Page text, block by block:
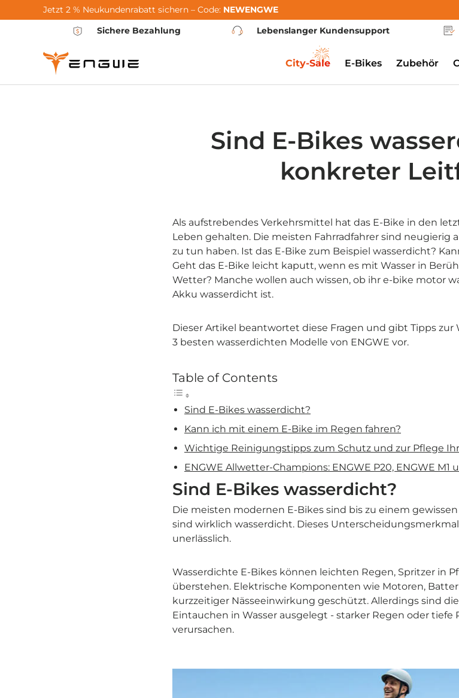
Saltar al contenido
Jetzt 2 % Neukundenrabatt sichern – Code: NEWENGWE
Sichere Bezahlung
Lebenslanger Kundensupport
City-Sale E-Bikes Zubehör
Sind E-Bikes
konkreter
Als aufstrebendes Verkehrsmittel hat das E-Bike in den
Leben gehalten. Die meisten Fahrradfahrer sind neugierig
zu tun haben. Ist das E-Bike zum Beispiel wasserdicht?
Geht das E-Bike leicht kaputt, wenn es mit Wasser in
Wetter? Manche wollen auch wissen, ob ihr e-bike motor
Akku wasserdicht ist.
Dieser Artikel beantwortet diese Fragen und gibt Tipps
3 besten wasserdichten Modelle von ENGWE vor.
Table of Contents
Sind E-Bikes wasserdicht?
Kann ich mit einem E-Bike im Regen fahren?
Wichtige Reinigungstipps zum Schutz und zur Pflege
ENGWE Allwetter-Champions: ENGWE P20, ENGWE M1
Sind E-Bikes wasserdicht?
Die meisten modernen E-Bikes sind bis zu einem
sind wirklich wasserdicht. Dieses
unerlässlich.
Wasserdichte E-Bikes können leichten Regen, Spritzer in
überstehen. Elektrische Komponenten wie Motoren,
kurzzeitiger Nässeeinwirkung geschützt. Allerdings sind
Eintauchen in Wasser ausgelegt - starker Regen oder
verursachen.